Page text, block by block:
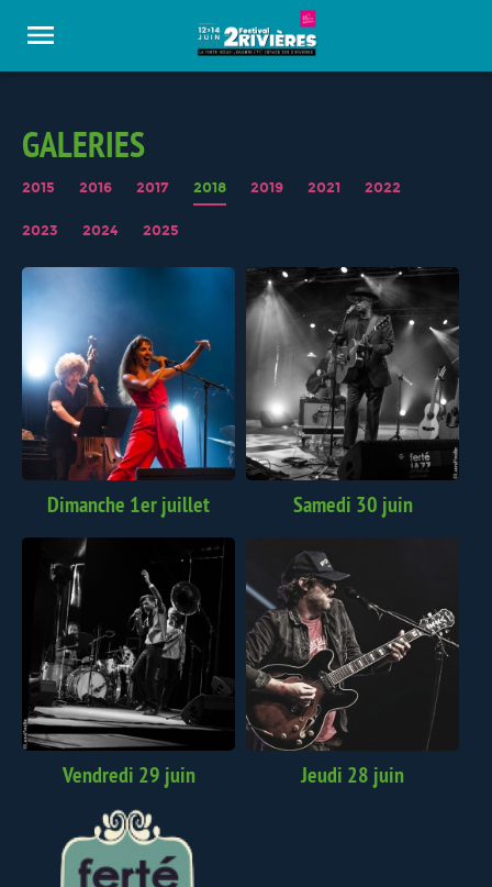
GALERIES
2015 2016 2017 2018 2019 2021 2022
2023 2024 2025
Dimanche 1er juillet Samedi 30 juin
Vendredi 29 juin Jeudi 28 juin